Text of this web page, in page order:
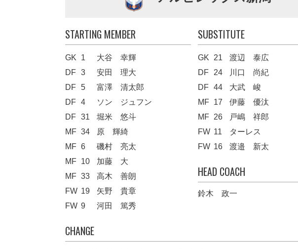
STARTING MEMBER
GK 1
大谷 幸輝
DF 3
安田 理大
DF 5
富澤 清太郎
DF 4
ソン ジュフン
DF 31
堀米 悠斗
MF 34
原 輝綺
MF 6
磯村 亮太
MF 10
加藤 大
MF 33
高木 善朗
FW 19
矢野 貴章
FW 9 河田 篤秀
SUBSTITUTE
GK 21
渡辺 泰広
DF
24
川口 尚紀
DF 44
大武 峻
MF 17
伊藤 優汰
MF 26
戸嶋 祥郎
FW 11
ターレス
FW 16 渡邉 新太
HEAD COACH
鈴木 政一
CHANGE